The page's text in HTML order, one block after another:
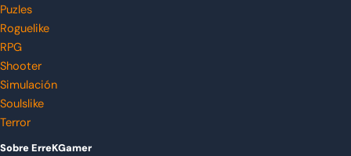
Puzles
Roguelike
RPG
Shooter
Simulación
Soulslike
Terror
Sobre ErreKGamer